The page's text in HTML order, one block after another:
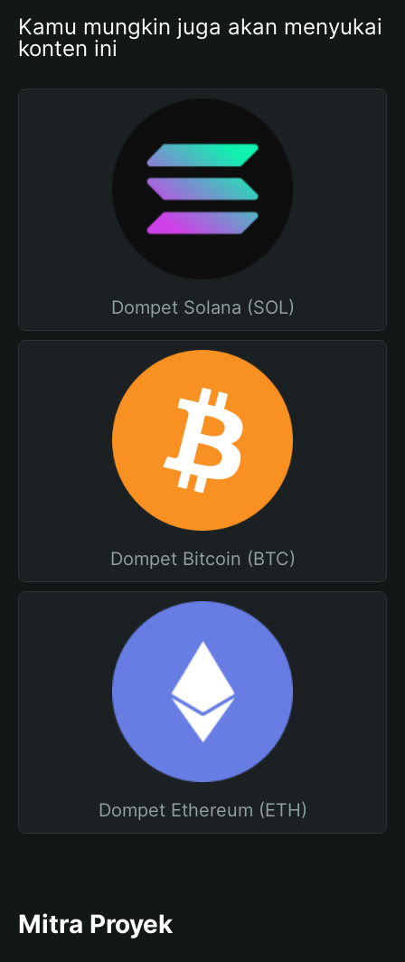
Kamu mungkin juga akan menyukai
konten ini
Dompet Solana (SOL)
Dompet Bitcoin (BTC)
Dompet Ethereum (ETH)
Mitra Proyek